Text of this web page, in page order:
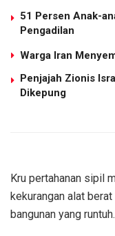
51 Persen Anak-
Pengadilan
Warga Iran
Penjajah Zionis
Dikepung
Kru pertahanan sipil
kekurangan alat
bangunan yang runtuh.